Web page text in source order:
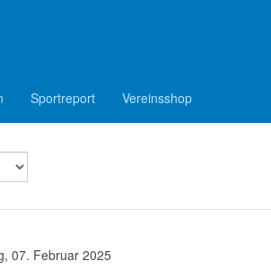
Sportreport Vereinsshop
07. Februar 2025